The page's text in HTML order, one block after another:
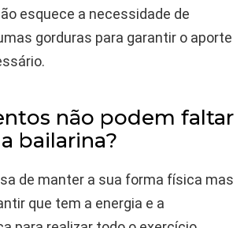
esquece a necessidade de
gorduras para garantir o aporte
não podem faltar
bailarina?
de manter a sua forma física mas
que tem a energia e a